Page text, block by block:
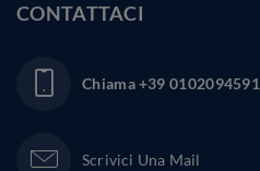
CONTATTACI
Chiama+39 0102094591
Scrivici Una Mail